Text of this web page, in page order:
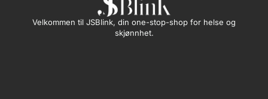
Velkommen til JSBlink, din one-stop-shop for helse og
skjønnhet.